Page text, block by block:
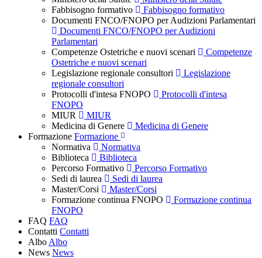
Fabbisogno formativo
Fabbisogno formativo
Documenti FNCO/FNOPO per Audizioni Parlamentari
Documenti FNCO/FNOPO per Audizioni
Parlamentari
Competenze Ostetriche e nuovi scenari
Competenze
Ostetriche e nuovi scenari
Legislazione regionale consultori
Legislazione
regionale consultori
Protocolli d'intesa FNOPO
Protocolli d'intesa
FNOPO
MIUR
MIUR
Medicina di Genere
Medicina di Genere
Formazione Formazione
Normativa
Normativa
Biblioteca
Biblioteca
Percorso Formativo
Percorso Formativo
Sedi di laurea
Sedi di laurea
Master/Corsi
Master/Corsi
Formazione continua FNOPO
Formazione continua
FNOPO
FAQ FAQ
Contatti Contatti
Albo Albo
News News